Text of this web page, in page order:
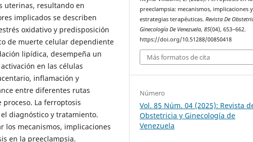
uterinas, resultando en
implicados se describen
oxidativo y predisposición
de muerte celular dependiente
lipídica, desempeña un
en las células
inflamación y
entre diferentes rutas
La ferroptosis
diagnóstico y tratamiento.
los mecanismos, implicaciones
en la preeclampsia.
preeclampsia: mecanismos, implicaciones y
estrategias terapéuticas.Revista De
Ginecología De Venezuela,85(04), 653–662.
https://doi.org/10.51288/00850418
Más formatos de cita
Número
Vol. 85 Núm. 04 (2025): Revista
Obstetricia y Ginecología de
Venezuela